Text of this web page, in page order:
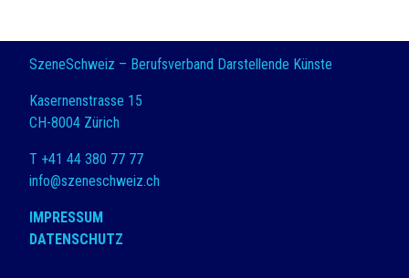
SzeneSchweiz – Berufsverband Darstellende Künste
Kasernenstrasse 15
CH-8004 Zürich
T +41 44 380 77 77
info@szeneschweiz.ch
IMPRESSUM
DATENSCHUTZ